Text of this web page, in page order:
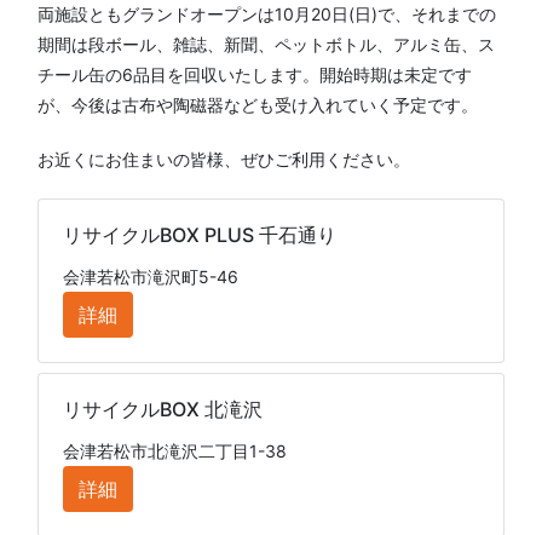
両施設ともグランドオープンは10月20日(日)で、それまでの
期間は段ボール、雑誌、新聞、ペットボトル、アルミ缶、ス
チール缶の6品目を回収いたします。開始時期は未定です
が、今後は古布や陶磁器なども受け入れていく予定です。
お近くにお住まいの皆様、ぜひご利用ください。
リサイクルBOX PLUS 千石通り
会津若松市滝沢町5-46
詳細
リサイクルBOX 北滝沢
会津若松市北滝沢二丁目1-38
詳細